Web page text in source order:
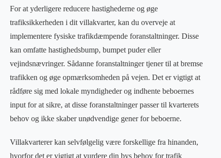
For at yderligere reducere hastighederne og øge
trafiksikkerheden i dit villakvarter, kan du overveje at
implementere fysiske trafikdæmpende foranstaltninger. Disse
kan omfatte hastighedsbump, bumpet puder eller
vejindsnævringer. Sådanne foranstaltninger tjener til at bremse
trafikken og øge opmærksomheden på vejen. Det er vigtigt at
rådføre sig med lokale myndigheder og indhente beboernes
input for at sikre, at disse foranstaltninger passer til kvarterets
behov og ikke skaber unødvendige gener for beboerne.
Villakvarterer kan selvfølgelig være forskellige fra hinanden,
hvorfor det er vigtigt at vurdere din bys behov for trafik